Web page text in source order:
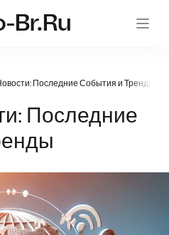
Br.ru
Последние События и Тренды
Последние